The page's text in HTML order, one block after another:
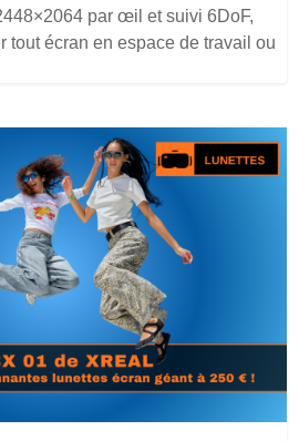
par œil et suivi 6DoF,
tout écran en espace de travail ou